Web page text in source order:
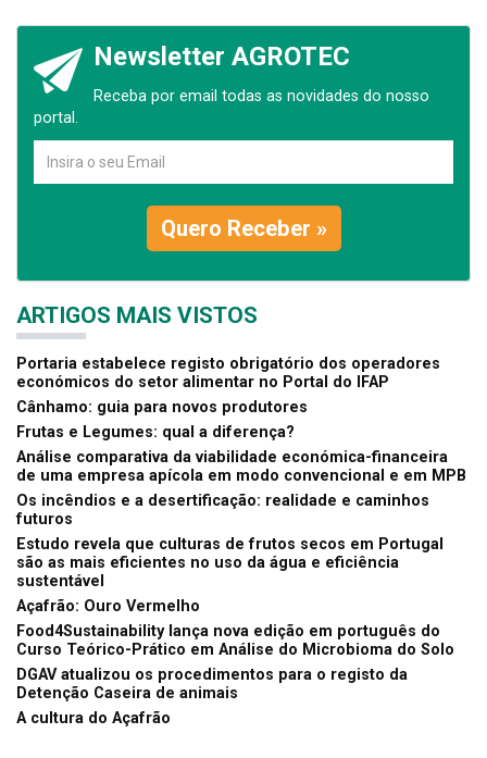
Newsletter AGROTEC
Receba por email todas as novidades do nosso
portal.
Quero Receber »
ARTIGOS MAIS VISTOS
Portaria estabelece registo obrigatório dos operadores
económicos do setor alimentar no Portal do IFAP
Cânhamo: guia para novos produtores
Frutas e Legumes: qual a diferença?
Análise comparativa da viabilidade económica-financeira
de uma empresa apícola em modo convencional e em MPB
Os incêndios e a desertificação: realidade e caminhos
futuros
Estudo revela que culturas de frutos secos em Portugal
são as mais eficientes no uso da água e eficiência
sustentável
Açafrão: Ouro Vermelho
Food4Sustainability lança nova edição em português do
Curso Teórico-Prático em Análise do Microbioma do Solo
DGAV atualizou os procedimentos para o registo da
Detenção Caseira de animais
A cultura do Açafrão